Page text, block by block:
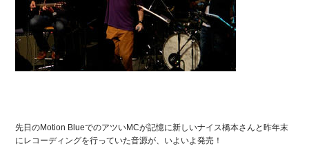
先日のMotion BlueでのアツいMCが記憶に新しいナイス橋本さんと昨年末
にレコーディングを行っていた音源が、いよいよ発売！